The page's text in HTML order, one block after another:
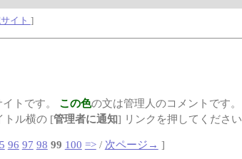
イト ]
トです。 この色の文は管理人のコメントです。
トル横の [管理者に通知] リンクを押してください
96 97 98 99 100 =>/ 次ページ→ ]